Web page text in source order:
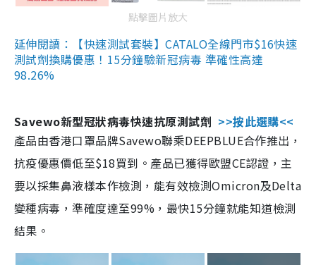
點擊圖片放大
延伸閱讀：【快速測試套裝】CATALO全線門市$16快速
測試劑換購優惠！15分鐘驗新冠病毒 準確性高達
98.26%
Savewo新型冠狀病毒快速抗原測試劑 >>按此選購<<
產品由香港口罩品牌Savewo聯乘DEEPBLUE合作推出，
抗疫優惠價低至$18買到。產品已獲得歐盟CE認證，主
要以採集鼻液樣本作檢測，能有效檢測Omicron及Delta
變種病毒，準確度達至99%，最快15分鐘就能知道檢測
結果。